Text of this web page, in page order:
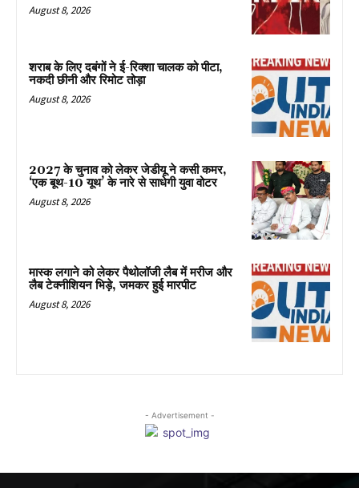
August 8, 2026
शराब के लिए दबंगों ने ई-रिक्शा चालक को पीटा,
नकदी छीनी और रिमोट तोड़ा
August 8, 2026
2027 के चुनाव को लेकर जेडीयू ने कसी कमर,
‘एक बूथ-10 यूथ’ के नारे से साधेगी युवा वोटर
August 8, 2026
मास्क लगाने को लेकर पैथोलॉजी लैब में मरीज और
लैब टेक्नीशियन भिड़े, जमकर हुई मारपीट
August 8, 2026
- Advertisement -